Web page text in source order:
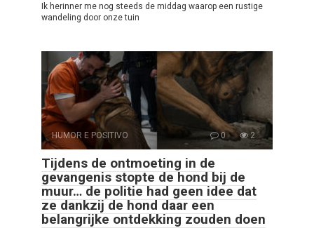
Ik herinner me nog steeds de middag waarop een rustige
wandeling door onze tuin
HUMOR E POSITIVO 0 2
Tijdens de ontmoeting in de
gevangenis stopte de hond bij de
muur… de politie had geen idee dat
ze dankzij de hond daar een
belangrijke ontdekking zouden doen